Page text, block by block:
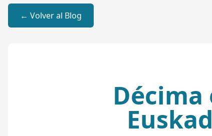
← Volver al Blog